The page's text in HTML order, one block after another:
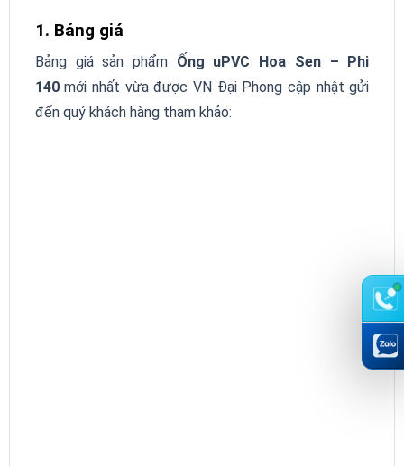
1. Bảng giá
Bảng giá sản phẩm Ống uPVC Hoa Sen – Phi
140mới nhất vừa được VN Đại Phong cập nhật gửi
đến quý khách hàng tham khảo: